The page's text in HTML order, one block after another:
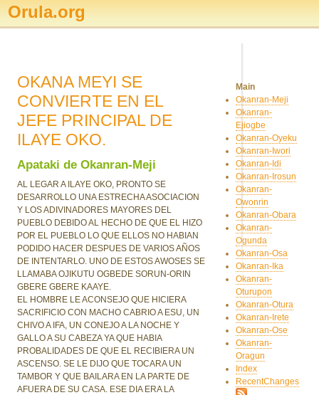
Orula.org
OKANA MEYI SE
CONVIERTE EN EL
JEFE PRINCIPAL DE
ILAYE OKO.
Apataki de Okanran-Meji
AL LEGAR A ILAYE OKO, PRONTO SE
DESARROLLO UNA ESTRECHA ASOCIACION
Y LOS ADIVINADORES MAYORES DEL
PUEBLO DEBIDO AL HECHO DE QUE EL HIZO
POR EL PUEBLO LO QUE ELLOS NO HABIAN
PODIDO HACER DESPUES DE VARIOS AÑOS
DE INTENTARLO. UNO DE ESTOS AWOSES SE
LLAMABA OJIKUTU OGBEDE SORUN-ORIN
GBERE GBERE KAAYE.
EL HOMBRE LE ACONSEJO QUE HICIERA
SACRIFICIO CON MACHO CABRIO A ESU, UN
CHIVO A IFA, UN CONEJO A LA NOCHE Y
GALLO A SU CABEZA YA QUE HABIA
PROBALIDADES DE QUE EL RECIBIERA UN
ASCENSO. SE LE DIJO QUE TOCARA UN
TAMBOR Y QUE BAILARA EN LA PARTE DE
AFUERA DE SU CASA. ESE DIA ERA LA
Main
Okanran-Meji
Okanran-
Ejiogbe
Okanran-Oyeku
Okanran-Iwori
Okanran-Idi
Okanran-Irosun
Okanran-
Owonrin
Okanran-Obara
Okanran-
Ogunda
Okanran-Osa
Okanran-Ika
Okanran-
Oturupon
Okanran-Otura
Okanran-Irete
Okanran-Ose
Okanran-
Oragun
Index
RecentChanges